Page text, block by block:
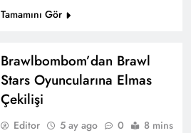
Tamamını Gör
Brawlbombom’dan Brawl
Stars Oyuncularına Elmas
Çekilişi
Editor 5 ay ago 0 8 mins